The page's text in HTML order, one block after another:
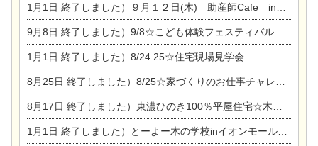
1月1日 終了しました）９月１２日(木) 助産師Cafe in東陽住建
9月8日 終了しました）9/8☆こども体験フェスティバル☆一宮市民会館
1月1日 終了しました）8/24.25☆住宅現場見学会
8月25日 終了しました）8/25☆家づくりのお仕事チャレンジ
8月17日 終了しました）東濃ひのき100％平屋住宅☆木の家完成見学会
1月1日 終了しました）とーよー木の学校inイオンモール木曽川